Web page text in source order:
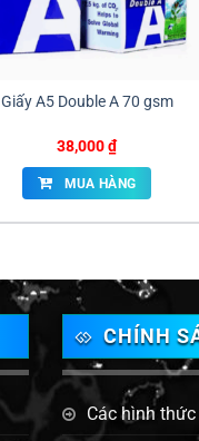
Giấy A5 Double A 70 gsm
38,000₫
MUA HÀNG
CHÍNH
Các hình